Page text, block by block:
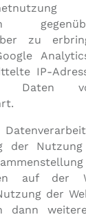
zu
IP-
Daten
der
auf der
der
dann